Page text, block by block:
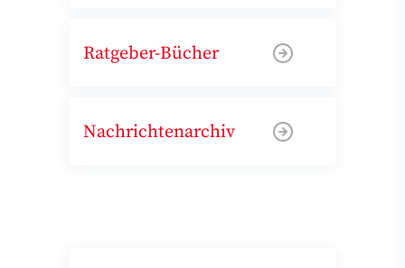
Ratgeber-Bücher
Nachrichtenarchiv